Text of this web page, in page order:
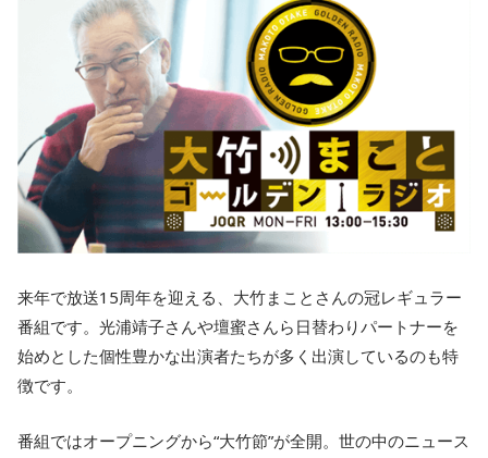
来年で放送15周年を迎える、大竹まことさんの冠レギュラー
番組です。光浦靖子さんや壇蜜さんら日替わりパートナーを
始めとした個性豊かな出演者たちが多く出演しているのも特
徴です。
番組ではオープニングから“大竹節”が全開。世の中のニュース